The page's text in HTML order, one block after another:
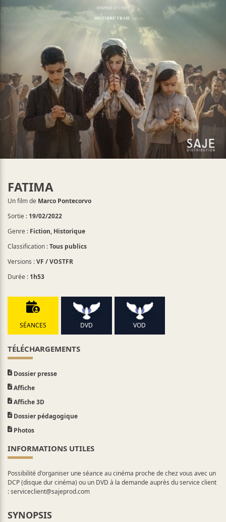
FATIMA
Un film de Marco Pontecorvo
Sortie : 19/02/2022
Genre : Fiction, Historique
Classification :Tous publics
Versions :VF / VOSTFR
Durée : 1h53
SÉANCES DVD VOD
TÉLÉCHARGEMENTS
Dossier presse
Affiche
Affiche 3D
Dossier pédagogique
Photos
INFORMATIONS UTILES
Possibilité d'organiser une séance au cinéma proche de chez vous avec un
DCP (disque dur cinéma) ou un DVD à la demande auprès du service client
:serviceclient@sajeprod.com
SYNOPSIS